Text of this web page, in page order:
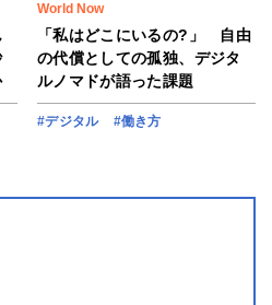
World Now
「私はどこにいるの?」 自由
の代償としての孤独、デジタ
ルノマドが語った課題
#デジタル #働き方